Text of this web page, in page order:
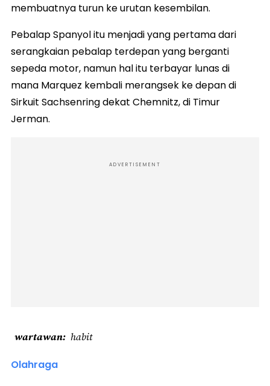
membuatnya turun ke urutan kesembilan.
Pebalap Spanyol itu menjadi yang pertama dari
serangkaian pebalap terdepan yang berganti
sepeda motor, namun hal itu terbayar lunas di
mana Marquez kembali merangsek ke depan di
Sirkuit Sachsenring dekat Chemnitz, di Timur
Jerman.
ADVERTISEMENT
wartawan habit
Olahraga